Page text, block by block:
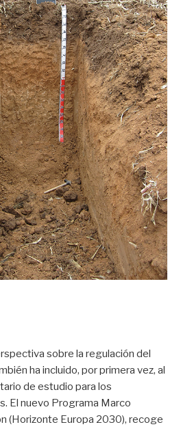
sobre la regulación del
ha incluido, por primera vez, al
de estudio para los
El nuevo Programa Marco
(Horizonte Europa 2030), recoge